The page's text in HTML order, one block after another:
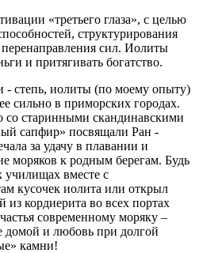
«третьего глаза», с целью
структурирования
сил. Иолиты
и притягивать богатство.
- степь, иолиты (по моему опыту)
сильно в приморских городах.
со старинными скандинавскими
сапфир» посвящали Ран -
за удачу в плавании и
моряков к родным берегам. Будь
училищах вместе с
кусочек иолита или открыл
кордиерита во всех портах
современному моряку –
домой и любовь при долгой
камни!